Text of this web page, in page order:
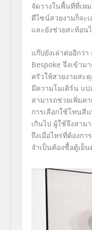
จัดวางในพื้นที่ที่เห
ดีไซน์สวยงามก็จะ
และยังช่วยสะท้อน
แก๊ปยังเล่าต่ออีกว่
Bespoke จึงเข้าม
ครัวให้สวยงามสะ
มีความโมเดิร์น แป
สามารถช่วยเพิ่มค
การเลือกใช้โทนสี
เกินไป ผู้ใช้จึงสาม
ถึงเมื่อไหร่ที่ต้องก
จำเป็นต้องซื้อตู้เย็